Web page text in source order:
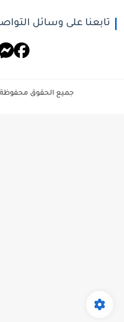
تابعنا على وسائل التواصل
جميع الحقوق محفوظة ©